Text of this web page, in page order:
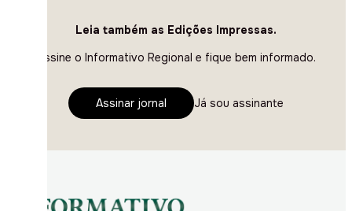
Leia também as Edições Impressas.
Assine o Informativo Regional e fique bem informado.
Assinar jornal Já sou assinante